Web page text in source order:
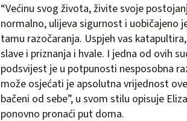
“Većinu svog života, živite svoje
normalno, ulijeva sigurnost i uobičajeno
tamu razočaranja. Uspjeh vas
slave i priznanja i hvale. I jedna od ovih
podsvijest je u potpunosti nesposobna
može osjećati je apsolutna vrijednost
bačeni od sebe”, u svom stilu opisuje
ponovno pronaći put doma.